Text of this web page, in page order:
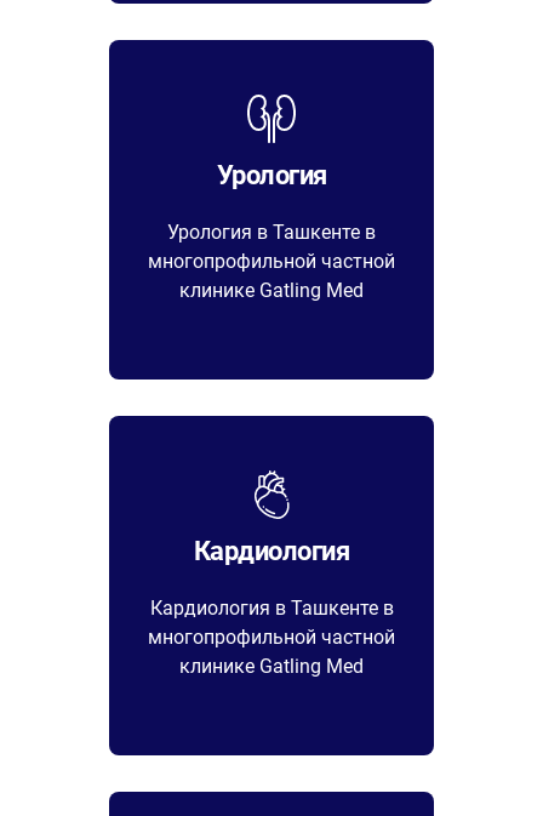
Урология
Урология в Ташкенте в
многопрофильной частной
клинике Gatling Med
Кардиология
Кардиология в Ташкенте в
многопрофильной частной
клинике Gatling Med